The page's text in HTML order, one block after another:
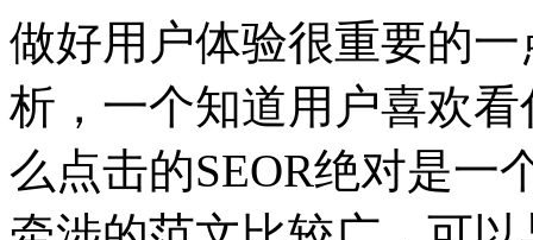
做好用户体验很重要的
析，一个知道用户喜欢
么点击的SEOR绝对是一